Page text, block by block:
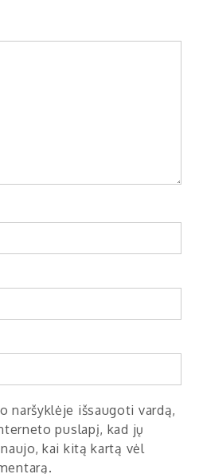
naršyklėje išsaugoti vardą,
puslapį, kad jų
kai kitą kartą vėl